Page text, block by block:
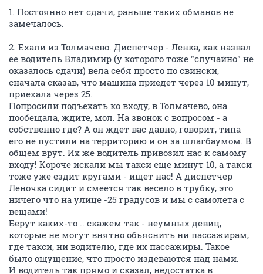
1. Постоянно нет сдачи, раньше таких обманов не
замечалось.
2. Ехали из Толмачево. Диспетчер - Ленка, как назвал
ее водитель Владимир (у которого тоже "случайно" не
оказалось сдачи) вела себя просто по свински,
сначала сказав, что машина приедет через 10 минут,
приехала через 25.
Попросили подъехать ко входу, в Толмачево, она
пообещала, ждите, мол. На звонок с вопросом - а
собственно где? А он ждет вас давно, говорит, типа
его не пустили на территорию и он за шлагбаумом. В
общем врут. Их же водитель привозил нас к самому
входу! Короче искали мы такси еще минут 10, а такси
тоже уже ездит кругами - ищет нас! А диспетчер
Леночка сидит и смеется так весело в трубку, это
ничего что на улице -25 градусов и мы с самолета с
вещами!
Берут каких-то .. скажем так - неумных девиц,
которые не могут внятно обьяснить ни пассажирам,
где такси, ни водителю, где их пассажиры. Такое
было ощущение, что просто издеваются над нами.
И водитель так прямо и сказал, недостатка в